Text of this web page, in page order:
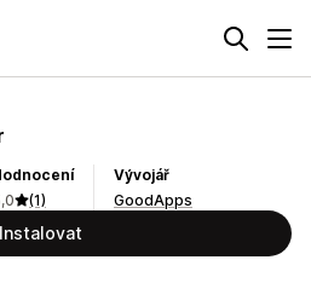
(1)
Vývojář
GoodApps
Instalovat